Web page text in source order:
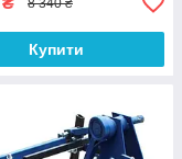
8 340 ₴
Купити